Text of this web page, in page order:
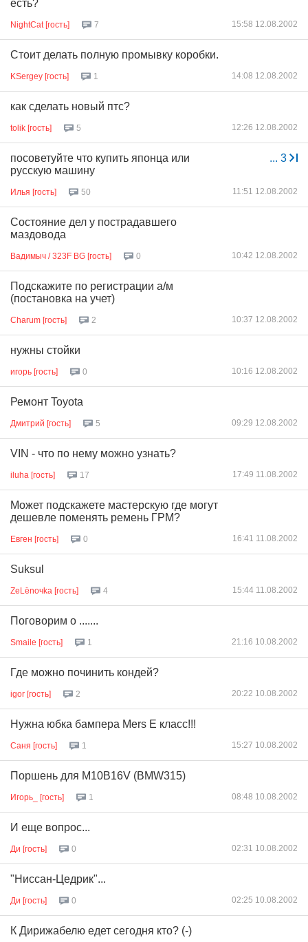
есть?
NightCat [гость] 7 15:58 12.08.2002
Стоит делать полную промывку коробки.
KSergey [гость] 1 14:08 12.08.2002
как сделать новый птс?
tolik [гость] 5 12:26 12.08.2002
... 3
посоветуйте что купить японца или
русскую машину
Илья [гость] 50 11:51 12.08.2002
Состояние дел у пострадавшего
маздовода
Вадимыч / 323F BG [гость] 0 10:42 12.08.2002
Подскажите по регистрации а/м
(постановка на учет)
Charum [гость] 2 10:37 12.08.2002
нужны стойки
игорь [гость] 0 10:16 12.08.2002
Ремонт Toyota
Дмитрий [гость] 5 09:29 12.08.2002
VIN - что по нему можно узнать?
iluha [гость] 17 17:49 11.08.2002
Может подскажете мастерскую где могут
дешевле поменять ремень ГРМ?
Евген [гость] 0 16:41 11.08.2002
Suksul
ZeLёnoчka [гость] 4 15:44 11.08.2002
Поговорим о .......
Smaile [гость] 1 21:16 10.08.2002
Где можно починить кондей?
igor [гость] 2 20:22 10.08.2002
Нужна юбка бампера Mers E класс!!!
Саня [гость] 1 15:27 10.08.2002
Поршень для M10B16V (BMW315)
Игорь_ [гость] 1 08:48 10.08.2002
И еще вопрос...
Ди [гость] 0 02:31 10.08.2002
"Ниссан-Цедрик"...
Ди [гость] 0 02:25 10.08.2002
К Дирижабелю едет сегодня кто? (-)